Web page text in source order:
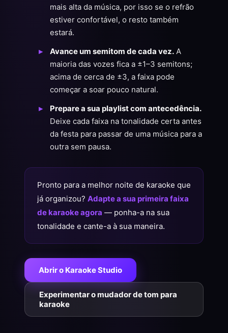
mais alta da música, por isso se o refrão
estiver confortável, o resto também
estará.
Avance um semitom de cada vez. A
maioria das vozes fica a ±1–3 semitons;
acima de cerca de ±3, a faixa pode
começar a soar pouco natural.
Prepare a sua playlist com antecedência.
Deixe cada faixa na tonalidade certa antes
da festa para passar de uma música para a
outra sem pausa.
Pronto para a melhor noite de karaoke que
já organizou? Adapte a sua primeira faixa
de karaoke agora — ponha-a na sua
tonalidade e cante-a à sua maneira.
Abrir o Karaoke Studio
Experimentar o mudador de tom para
karaoke